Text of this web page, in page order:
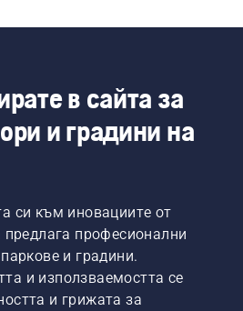
в сайта за
и градини на
си към иновациите от
предлага професионални
и градини.
и използваемостта се
и грижата за